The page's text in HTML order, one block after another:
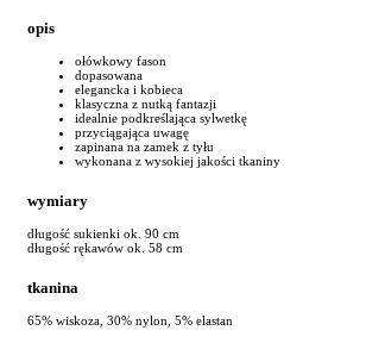
opis
ołówkowy fason
dopasowana
elegancka i kobieca
klasyczna z nutką fantazji
idealnie podkreślająca sylwetkę
przyciągająca uwagę
zapinana na zamek z tyłu
wykonana z wysokiej jakości tkaniny
wymiary
długość sukienki ok. 90 cm
długość rękawów ok. 58 cm
tkanina
65% wiskoza, 30% nylon, 5% elastan